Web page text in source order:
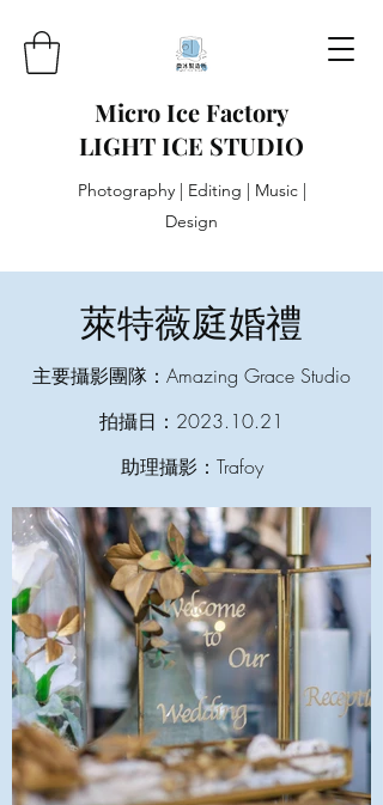
Micro Ice Factory
LIGHT ICE STUDIO
Photography | Editing | Music |
Design
萊特薇庭婚禮
主要攝影團隊：Amazing Grace Studio
拍攝日：2023.10.21
助理攝影：Trafoy